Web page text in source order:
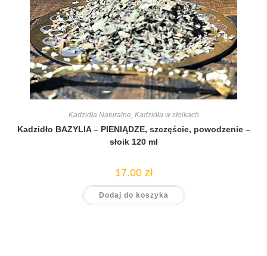
Kadzidła Naturalne, Kadzidła w słoikach
Kadzidło BAZYLIA – PIENIĄDZE, szczęście, powodzenie –
słoik 120 ml
17.00 zł
Dodaj do koszyka